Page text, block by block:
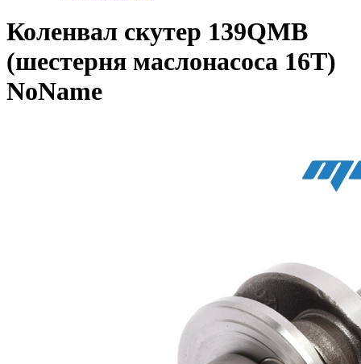
Коленвал скутер 139QMB
(шестерня маслонасоса 16T)
NoName